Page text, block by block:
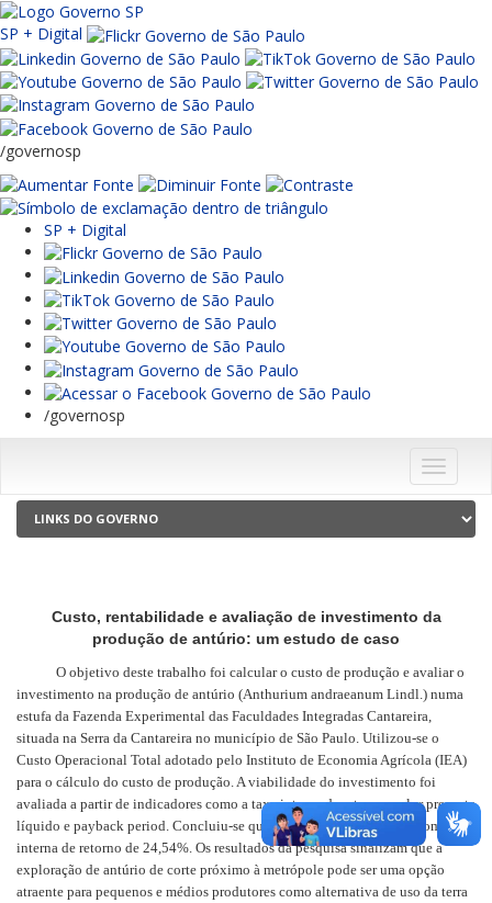
SP + Digital
/governosp
SP + Digital
/governosp
Menu
Custo, rentabilidade e avaliação de investimento da
produção de antúrio: um estudo de caso
O objetivo deste trabalho foi calcular o custo de produção e avaliar o
investimento na produção de antúrio (Anthurium andraeanum Lindl.) numa
estufa da Fazenda Experimental das Faculdades Integradas Cantareira,
situada na Serra da Cantareira no município de São Paulo. Utilizou-se o
Custo Operacional Total adotado pelo Instituto de Economia Agrícola (IEA)
para o cálculo do custo de produção. A viabilidade do investimento foi
avaliada a partir de indicadores como a taxa interna de retorno, valor presente
líquido e payback period. Concluiu-se que o investimento é viável com taxa
interna de retorno de 24,54%. Os resultados da pesquisa sinalizam que a
exploração de antúrio de corte próximo à metrópole pode ser uma opção
atraente para pequenos e médios produtores como alternativa de uso da terra